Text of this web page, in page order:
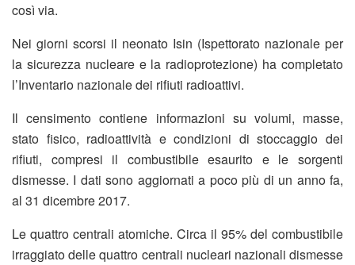
così via.
Nei giorni scorsi il neonato Isin (Ispettorato nazionale per
la sicurezza nucleare e la radioprotezione) ha completato
l’Inventario nazionale dei rifiuti radioattivi.
Il censimento contiene informazioni su volumi, masse,
stato fisico, radioattività e condizioni di stoccaggio dei
rifiuti, compresi il combustibile esaurito e le sorgenti
dismesse. I dati sono aggiornati a poco più di un anno fa,
al 31 dicembre 2017.
Le quattro centrali atomiche. Circa il 95% del combustibile
irraggiato delle quattro centrali nucleari nazionali dismesse